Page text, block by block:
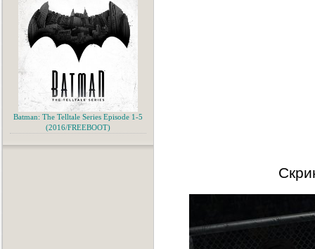
Batman: The Telltale Series Episode 1-5
(2016/FREEBOOT)